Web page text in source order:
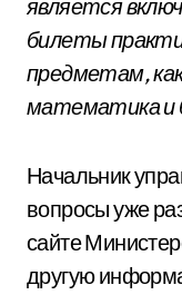
является
билеты
предметам,
математика и
Начальник
вопросы уже
сайте
другую